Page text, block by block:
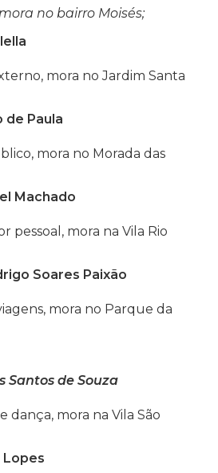
no bairro Moisés;
mora no Jardim Santa
de Paula
mora no Morada das
Machado
pessoal, mora na Vila Rio
Soares Paixão
mora no Parque da
Santos de Souza
dança, mora na Vila São
Lopes